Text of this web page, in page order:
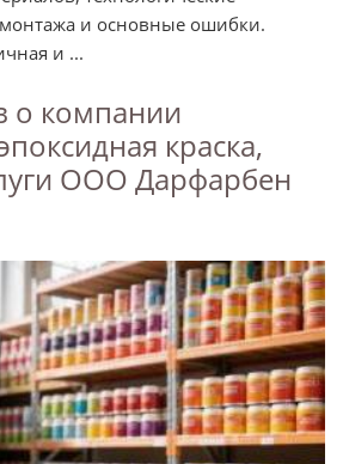
и основные ошибки.
и ...
о компании
краска,
ООО Дарфарбен